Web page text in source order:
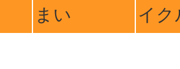
まい
イク